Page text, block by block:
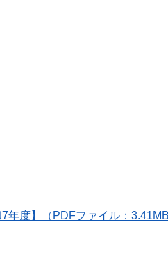
度】（PDFファイル：3.41MB